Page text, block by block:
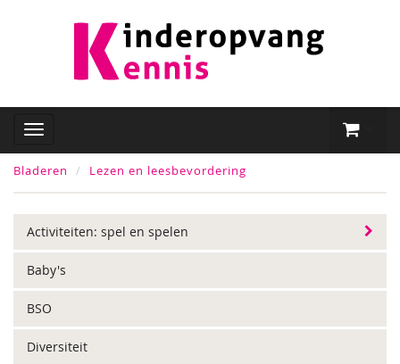
Bladeren Lezen en leesbevordering
Activiteiten: spel en spelen
Baby's
BSO
Diversiteit